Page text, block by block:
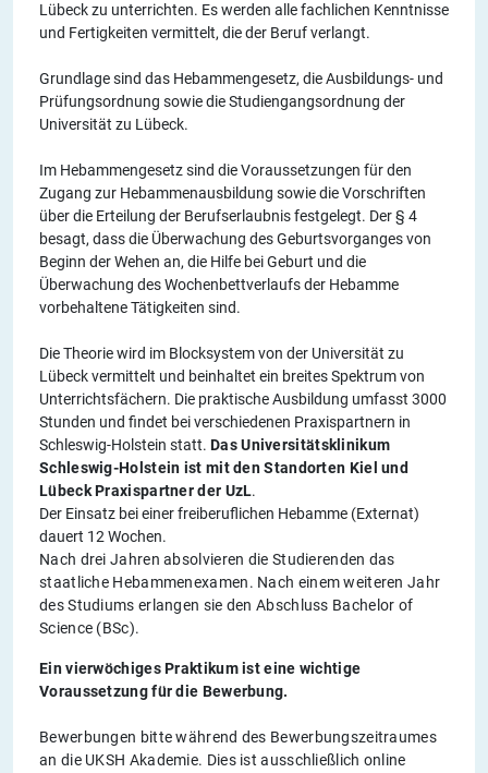
Lübeck zu unterrichten. Es werden alle fachlichen Kenntnisse
und Fertigkeiten vermittelt, die der Beruf verlangt.
Grundlage sind das Hebammengesetz, die Ausbildungs- und
Prüfungsordnung sowie die Studiengangsordnung der
Universität zu Lübeck.
Im Hebammengesetz sind die Voraussetzungen für den
Zugang zur Hebammenausbildung sowie die Vorschriften
über die Erteilung der Berufserlaubnis festgelegt. Der § 4
besagt, dass die Überwachung des Geburtsvorganges von
Beginn der Wehen an, die Hilfe bei Geburt und die
Überwachung des Wochenbettverlaufs der Hebamme
vorbehaltene Tätigkeiten sind.
Die Theorie wird im Blocksystem von der Universität zu
Lübeck vermittelt und beinhaltet ein breites Spektrum von
Unterrichtsfächern. Die praktische Ausbildung umfasst 3000
Stunden und findet bei verschiedenen Praxispartnern in
Schleswig-Holstein statt. Das Universitätsklinikum
Schleswig-Holstein ist mit den Standorten Kiel und
Lübeck Praxispartner der UzL.
Der Einsatz bei einer freiberuflichen Hebamme (Externat)
dauert 12 Wochen.
Nach drei Jahren absolvieren die Studierenden das
staatliche Hebammenexamen. Nach einem weiteren Jahr
des Studiums erlangen sie den Abschluss Bachelor of
Science (BSc).
Ein vierwöchiges Praktikum ist eine wichtige
Voraussetzung für die Bewerbung.
Bewerbungen bitte während des Bewerbungszeitraumes
an die UKSH Akademie. Dies ist ausschließlich online